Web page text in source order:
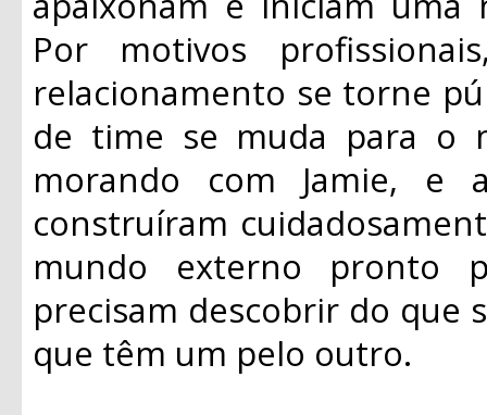
Por motivos
relacionamento se torne
de time se muda para o
morando com Jamie, e
construíram
mundo externo pronto
precisam descobrir do que
que têm um pelo outro.